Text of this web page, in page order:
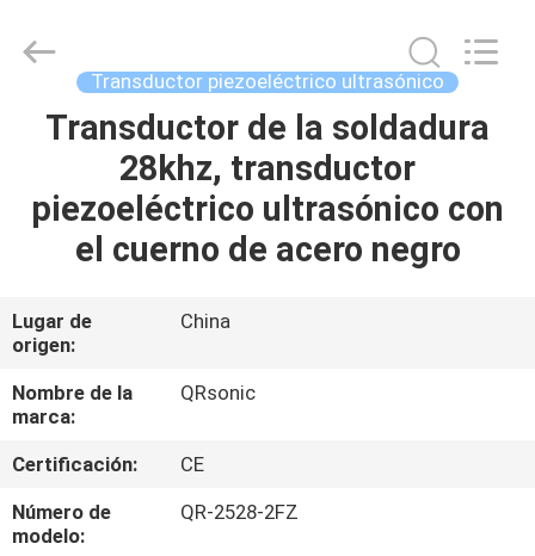
HOGAR
PRODUCTOS
DE
NOSOTROS
VISITA
A
LA
Automation
Equipment
Reserved.
Transductor piezoeléctrico ultrasónico
Transductor de la soldadura
28khz, transductor
piezoeléctrico ultrasónico con
el cuerno de acero negro
Lugar de
origen:
China
Nombre de la
marca:
QRsonic
Certificación:
CE
Número de
modelo:
QR-2528-2FZ